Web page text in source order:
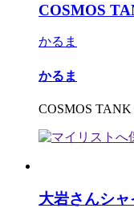
COSMOS
かるま
かるま
COSMOS TANK
大岩さんシ